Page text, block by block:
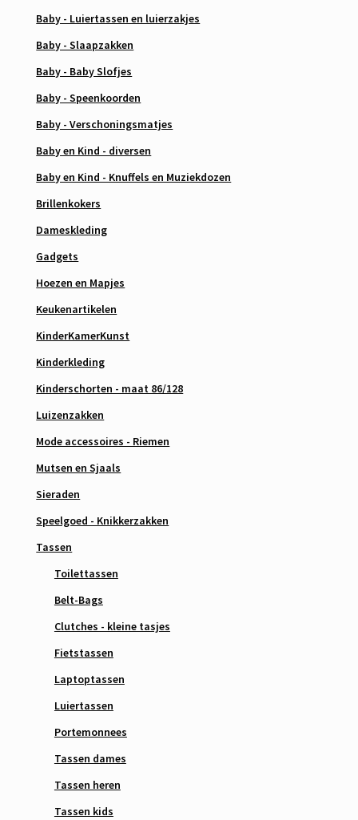
Baby - Luiertassen en luierzakjes
Baby - Slaapzakken
Baby - Baby Slofjes
Baby - Speenkoorden
Baby - Verschoningsmatjes
Baby en Kind - diversen
Baby en Kind - Knuffels en Muziekdozen
Brillenkokers
Dameskleding
Gadgets
Hoezen en Mapjes
Keukenartikelen
KinderKamerKunst
Kinderkleding
Kinderschorten - maat 86/128
Luizenzakken
Mode accessoires - Riemen
Mutsen en Sjaals
Sieraden
Speelgoed - Knikkerzakken
Tassen
Toilettassen
Belt-Bags
Clutches - kleine tasjes
Fietstassen
Laptoptassen
Luiertassen
Portemonnees
Tassen dames
Tassen heren
Tassen kids